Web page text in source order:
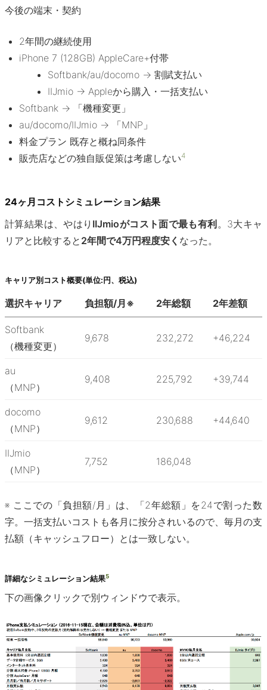
今後の端末・契約
2年間の継続使用
iPhone 7 (128GB) AppleCare+付帯
Softbank/au/docomo → 割賦支払い
IIJmio → Appleから購入・一括支払い
Softbank → 「機種変更」
au/docomo/IIJmio → 「MNP」
料金プラン 既存と概ね同条件
販売店などの独自販促策は考慮しない4
24ヶ月コストシミュレーション結果
計算結果は、やはり IIJmioがコスト面で最も有利。3大キャ
リアと比較すると 2年間で4万円程度安く なった。
キャリア別コスト概要(単位:円、税込)
選択キャリア 負担額/月※ 2年総額 2年差額
Softbank
（機種変更）
9,678 232,272 +46,224
au
（MNP）
9,408 225,792 +39,744
docomo
（MNP）
9,612 230,688 +44,640
IIJmio
（MNP）
7,752 186,048
※ ここでの「負担額/月」は、「2年総額」を24で割った数
字。一括支払いコストも各月に按分されいるので、毎月の支
払額（キャッシュフロー）とは一致しない。
詳細なシミュレーション結果5
下の画像クリックで別ウィンドウで表示。